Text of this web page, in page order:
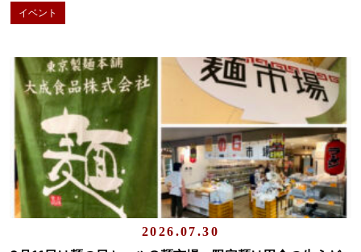
イベント
2026.07.30